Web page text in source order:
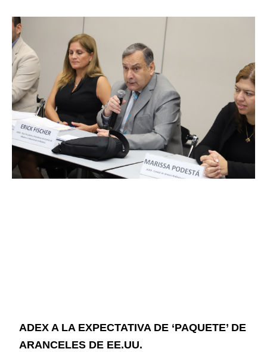
ADEX A LA EXPECTATIVA DE ‘PAQUETE’ DE
ARANCELES DE EE.UU.